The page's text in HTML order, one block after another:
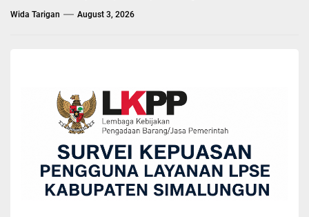
Wida Tarigan August 3, 2026